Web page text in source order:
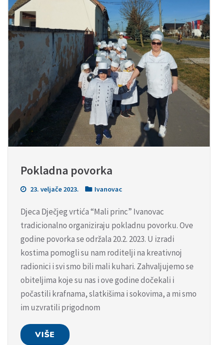
Pokladna povorka
23. veljače 2023. Ivanovac
Djeca Dječjeg vrtića “Mali princ” Ivanovac
tradicionalno organiziraju pokladnu povorku. Ove
godine povorka se održala 20.2. 2023. U izradi
kostima pomogli su nam roditelji na kreativnoj
radionici i svi smo bili mali kuhari. Zahvaljujemo se
obiteljima koje su nas i ove godine dočekali i
počastili krafnama, slatkišima i sokovima, a mi smo
im uzvratili prigodnom
VIŠE